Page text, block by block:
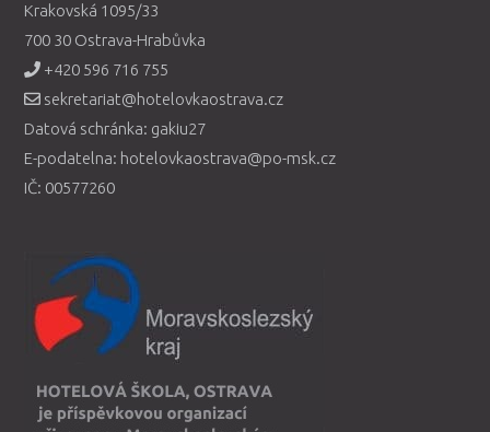
Krakovská 1095/33
700 30 Ostrava-Hrabůvka
+420 596 716 755
sekretariat@hotelovkaostrava.cz
Datová schránka: gakiu27
E-podatelna: hotelovkaostrava@po-msk.cz
IČ: 00577260